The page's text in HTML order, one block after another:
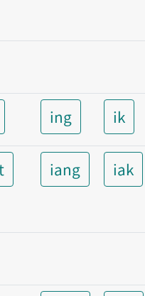
ing ik
iang iak